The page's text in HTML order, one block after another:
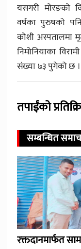
यसगरी मोरङको
वर्षका पुरुषको
कोशी अस्पतालमा
निमोनियाका
संख्या ७३ पुगेको छ ।
तपाईंको
सम्बन्धित
रक्तदानमार्फत